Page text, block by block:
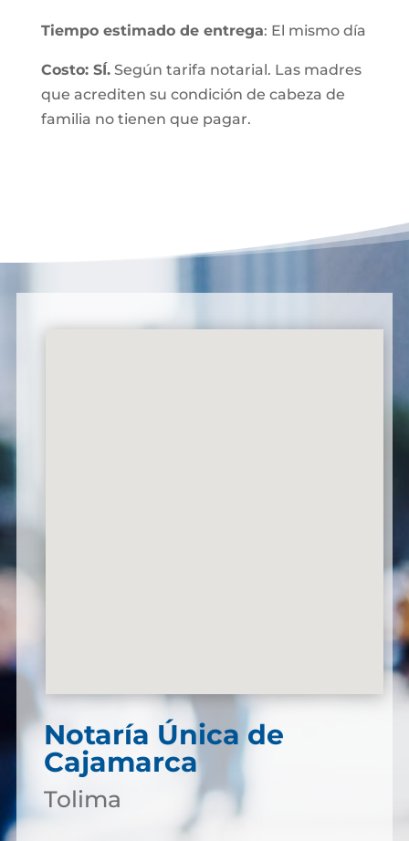
Tiempo estimado de entrega: El mismo día
Costo: SÍ.Según tarifa notarial. Las madres
que acrediten su condición de cabeza de
familia no tienen que pagar.
Notaría Única de
Cajamarca
Tolima